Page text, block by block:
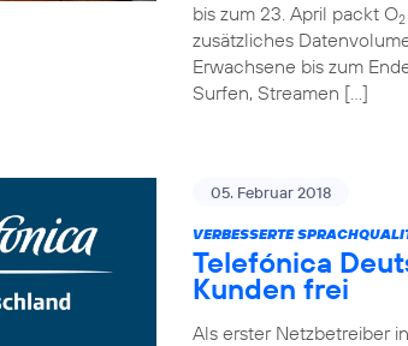
bis zum 23. April packt O2
zusätzliches
Erwachsene bis zum
Surfen, Streamen […]
05. Februar 2018
VERBESSERTE
Telefónica
Kunden frei
Als erster Netzbetreiber